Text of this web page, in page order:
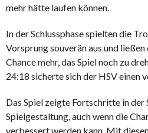
mehr hätte laufen können.
In der Schlussphase spielten die
Vorsprung souverän aus und
Chance mehr, das Spiel noch zu
24:18 sicherte sich der HSV einen
Das Spiel zeigte Fortschritte in
Spielgestaltung, auch wenn die
verbessert werden kann. Mit